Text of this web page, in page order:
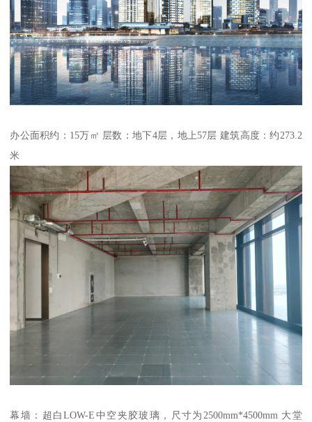
办公面积约：15万㎡ 层数：地下4层，地上57层 建筑高度：约273.2
米
幕墙：超白LOW-E中空夹胶玻璃，尺寸为2500mm*4500mm 大堂